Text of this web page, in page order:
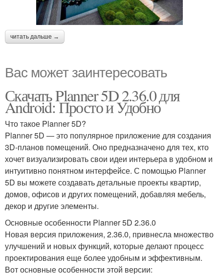
читать дальше →
Вас может заинтересовать
Скачать Planner 5D 2.36.0 для
Android: Просто и Удобно
Что такое Planner 5D?
Planner 5D — это популярное приложение для создания
3D-планов помещений. Оно предназначено для тех, кто
хочет визуализировать свои идеи интерьера в удобном и
интуитивно понятном интерфейсе. С помощью Planner
5D вы можете создавать детальные проекты квартир,
домов, офисов и других помещений, добавляя мебель,
декор и другие элементы.
Основные особенности Planner 5D 2.36.0
Новая версия приложения, 2.36.0, привнесла множество
улучшений и новых функций, которые делают процесс
проектирования еще более удобным и эффективным.
Вот основные особенности этой версии: